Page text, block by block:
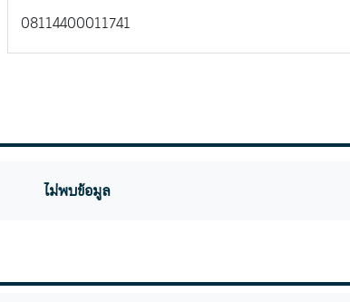
08114400011741
ไม่พบข้อมูล